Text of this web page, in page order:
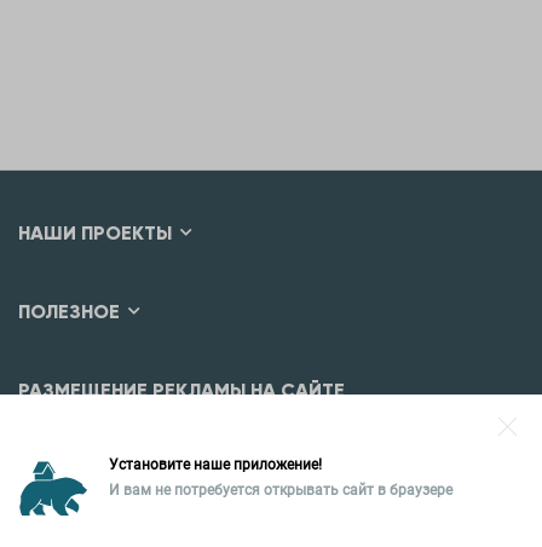
НАШИ ПРОЕКТЫ
ПОЛЕЗНОЕ
РАЗМЕЩЕНИЕ РЕКЛАМЫ НА САЙТЕ
Уральская палата недвижимости
Установите наше приложение!
И вам не потребуется открывать сайт в браузере